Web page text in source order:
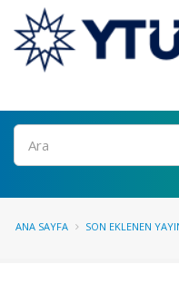
Ara
ANA SAYFA SON EKLENEN